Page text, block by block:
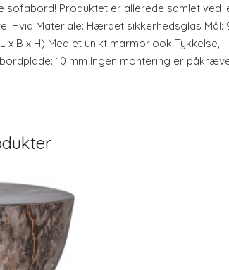
sofabord! Produktet er allerede samlet ved
Hvid Materiale: Hærdet sikkerhedsglas Mål:
x B x H) Med et unikt marmorlook Tykkelse,
10 mm Ingen montering er